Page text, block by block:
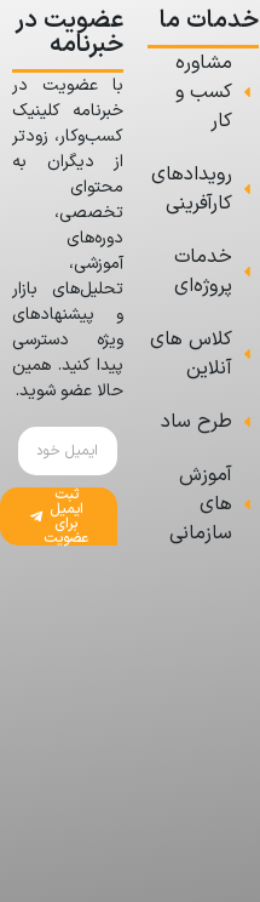
خدمات ما
مشاوره
کسب و
کار
رویدادهای
کارآفرینی
خدمات
پروژه‌ای
کلاس های
آنلاین
طرح ساد
آموزش
های
سازمانی
عضویت در
خبرنامه
با عضویت در
خبرنامه کلینیک
کسب‌وکار، زودتر
از دیگران به
محتوای
تخصصی،
دوره‌های
آموزشی،
تحلیل‌های بازار
و پیشنهادهای
ویژه دسترسی
پیدا کنید. همین
حالا عضو شوید.
ثبت
ایمیل
برای
عضویت